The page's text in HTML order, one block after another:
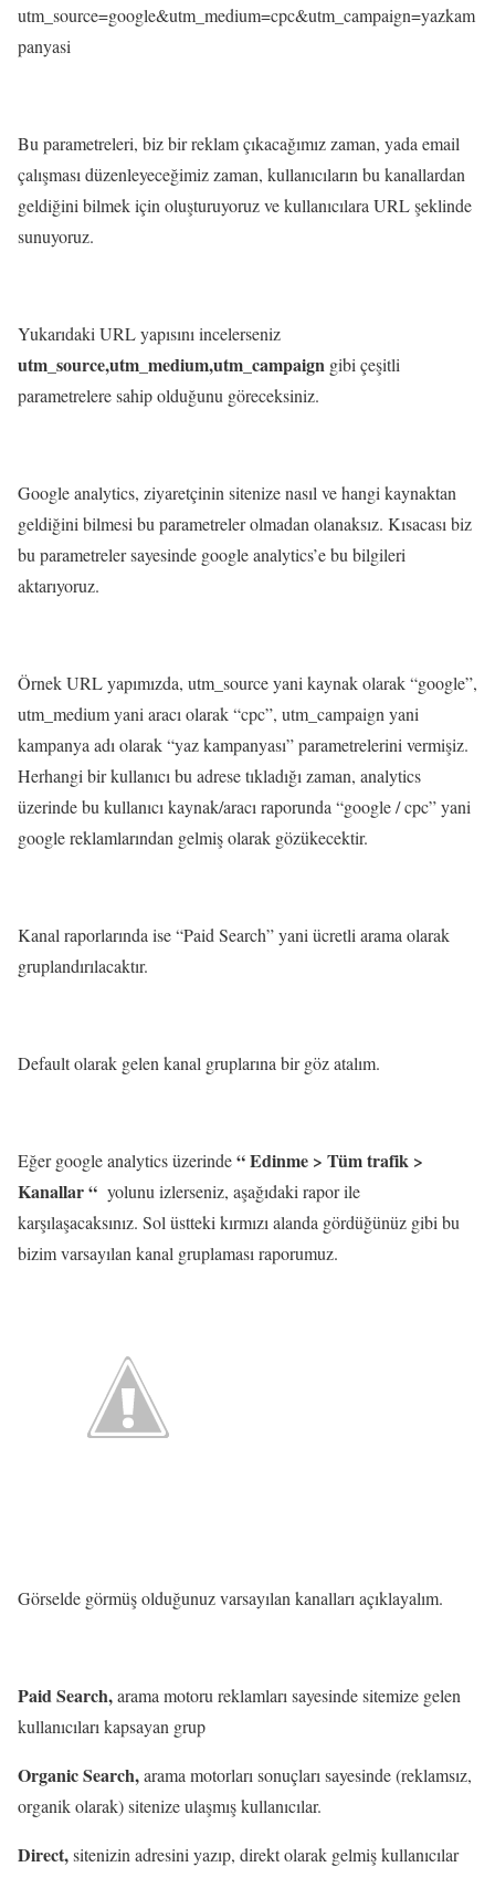
utm_source=google&utm_medium=cpc&utm_campaign=yazkam
panyasi
Bu parametreleri, biz bir reklam çıkacağımız zaman, yada email
çalışması düzenleyeceğimiz zaman, kullanıcıların bu kanallardan
geldiğini bilmek için oluşturuyoruz ve kullanıcılara URL şeklinde
sunuyoruz.
Yukarıdaki URL yapısını incelerseniz
utm_source,utm_medium,utm_campaign gibi çeşitli
parametrelere sahip olduğunu göreceksiniz.
Google analytics, ziyaretçinin sitenize nasıl ve hangi kaynaktan
geldiğini bilmesi bu parametreler olmadan olanaksız. Kısacası biz
bu parametreler sayesinde google analytics’e bu bilgileri
aktarıyoruz.
Örnek URL yapımızda, utm_source yani kaynak olarak “google”,
utm_medium yani aracı olarak “cpc”, utm_campaign yani
kampanya adı olarak “yaz kampanyası” parametrelerini vermişiz.
Herhangi bir kullanıcı bu adrese tıkladığı zaman, analytics
üzerinde bu kullanıcı kaynak/aracı raporunda “google / cpc” yani
google reklamlarından gelmiş olarak gözükecektir.
Kanal raporlarında ise “Paid Search” yani ücretli arama olarak
gruplandırılacaktır.
Default olarak gelen kanal gruplarına bir göz atalım.
Eğer google analytics üzerinde“ Edinme > Tüm trafik >
Kanallar “ yolunu izlerseniz, aşağıdaki rapor ile
karşılaşacaksınız. Sol üstteki kırmızı alanda gördüğünüz gibi bu
bizim varsayılan kanal gruplaması raporumuz.
Görselde görmüş olduğunuz varsayılan kanalları açıklayalım.
Paid Search,arama motoru reklamları sayesinde sitemize gelen
kullanıcıları kapsayan grup
Organic Search,arama motorları sonuçları sayesinde (reklamsız,
organik olarak) sitenize ulaşmış kullanıcılar.
Direct,sitenizin adresini yazıp, direkt olarak gelmiş kullanıcılar